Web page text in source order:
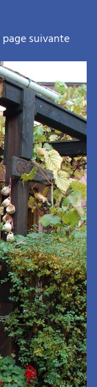
page suivante